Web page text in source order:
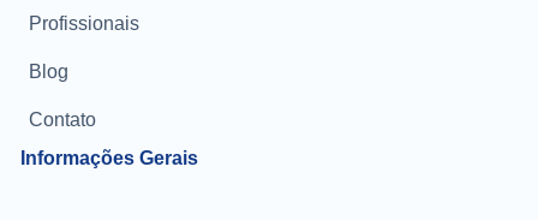
Informações Gerais
Profissionais
Blog
Contato